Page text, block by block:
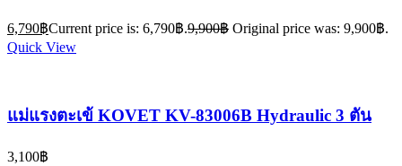
6,790฿Current price is: 6,790฿.9,900฿ Original price was: 9,900฿.
Quick View
แม่แรงตะเข้ KOVET KV-83006B Hydraulic 3 ตัน
3,100฿